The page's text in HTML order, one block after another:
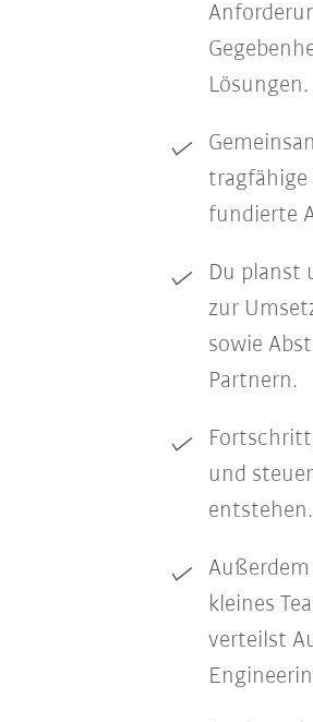
Lösungen.
tragfähige
fundierte
Du planst
zur
sowie
Partnern.
und
entstehen.
kleines
verteilst